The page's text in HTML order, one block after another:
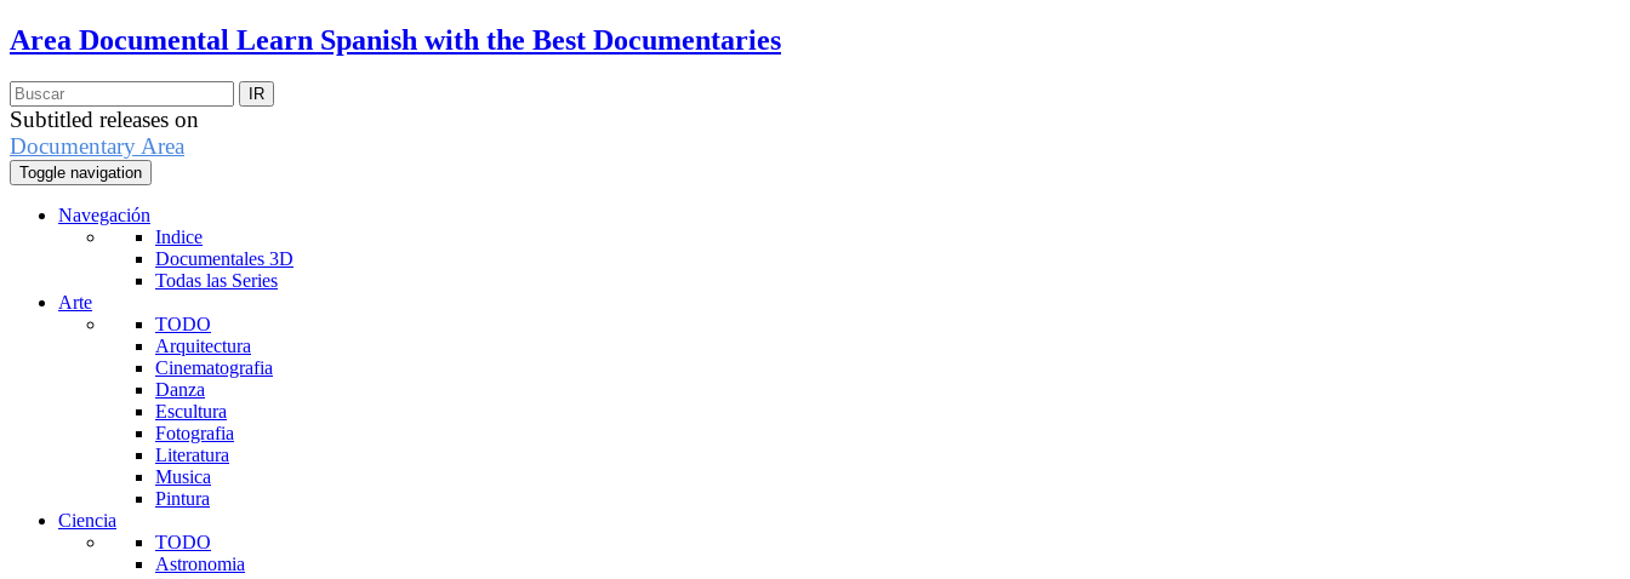
Area Documental Learn Spanish with the Best Documentaries
Subtitled releases on
Documentary Area
Toggle navigation
Navegación
Indice
Documentales 3D
Todas las Series
Arte
TODO
Arquitectura
Cinematografia
Danza
Escultura
Fotografia
Literatura
Musica
Pintura
Ciencia
TODO
Astronomia